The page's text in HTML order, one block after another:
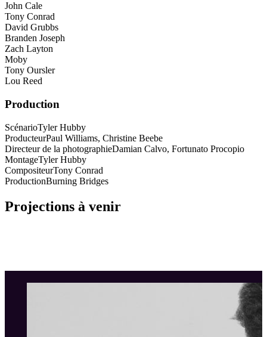
John Cale
Tony Conrad
David Grubbs
Branden Joseph
Zach Layton
Moby
Tony Oursler
Lou Reed
Production
ScénarioTyler Hubby
ProducteurPaul Williams, Christine Beebe
Directeur de la photographieDamian Calvo, Fortunato Procopio
MontageTyler Hubby
CompositeurTony Conrad
ProductionBurning Bridges
Projections à venir